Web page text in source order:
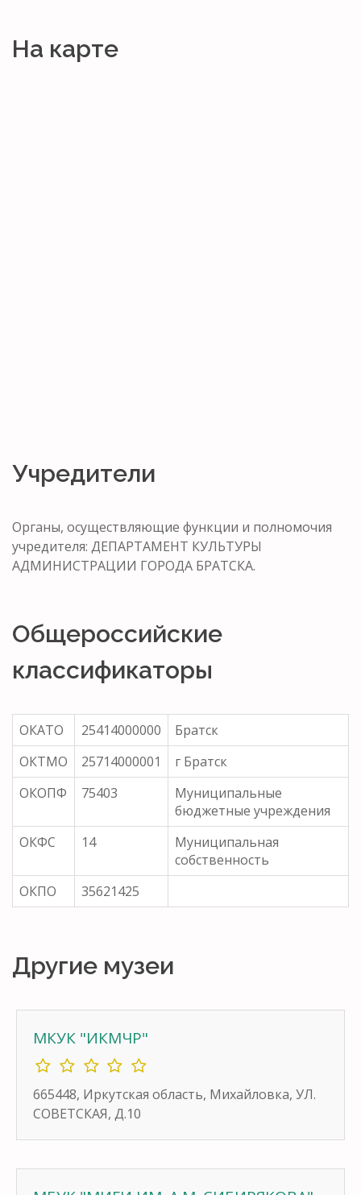
На карте
Учредители
Органы, осуществляющие функции и полномочия
учредителя: ДЕПАРТАМЕНТ КУЛЬТУРЫ
АДМИНИСТРАЦИИ ГОРОДА БРАТСКА.
Общероссийские
классификаторы
ОКАТО 25414000000
Братск
ОКТМО
25714000001
г Братск
ОКОПФ
75403
Муниципальные
бюджетные учреждения
ОКФС
14
Муниципальная
собственность
ОКПО
35621425
Другие музеи
МКУК "ИКМЧР"
665448, Иркутская область, Михайловка, УЛ.
СОВЕТСКАЯ, Д.10